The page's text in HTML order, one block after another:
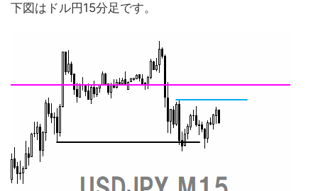
下図はドル円15分足です。